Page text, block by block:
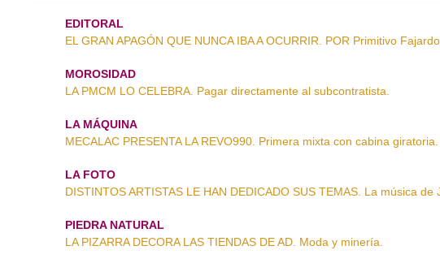
EDITORAL
EL GRAN APAGÓN QUE NUNCA IBA A OCURRIR. POR Primitivo
MOROSIDAD
LA PMCM LO CELEBRA. Pagar directamente al subcontratista.
LA MÁQUINA
MECALAC PRESENTA LA REVO990. Primera mixta con cabina giratoria.
LA FOTO
DISTINTOS ARTISTAS LE HAN DEDICADO SUS TEMAS. La música de
PIEDRA NATURAL
LA PIZARRA DECORA LAS TIENDAS DE AD. Moda y minería.